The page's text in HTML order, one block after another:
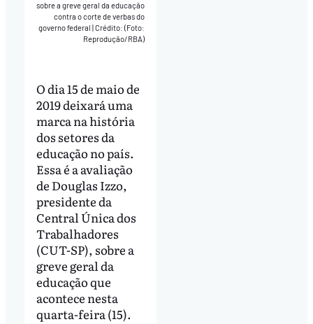
sobre a greve geral da educação
contra o corte de verbas do
governo federal Crédito: (Foto:
Reprodução/RBA)
O dia 15 de maio de
2019 deixará uma
marca na história
dos setores da
educação no país.
Essa é a avaliação
de Douglas Izzo,
presidente da
Central Única dos
Trabalhadores
(CUT-SP), sobre a
greve geral da
educação que
acontece nesta
quarta-feira (15).